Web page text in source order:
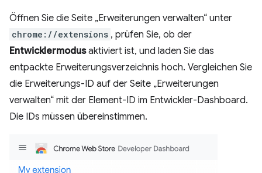
Öffnen Sie die Seite „Erweiterungen verwalten“ unter
chrome://extensions , prüfen Sie, ob der
Entwicklermodusaktiviert ist, und laden Sie das
entpackte Erweiterungsverzeichnis hoch. Vergleichen Sie
die Erweiterungs-ID auf der Seite „Erweiterungen
verwalten“ mit der Element-ID im Entwickler-Dashboard.
Die IDs müssen übereinstimmen.